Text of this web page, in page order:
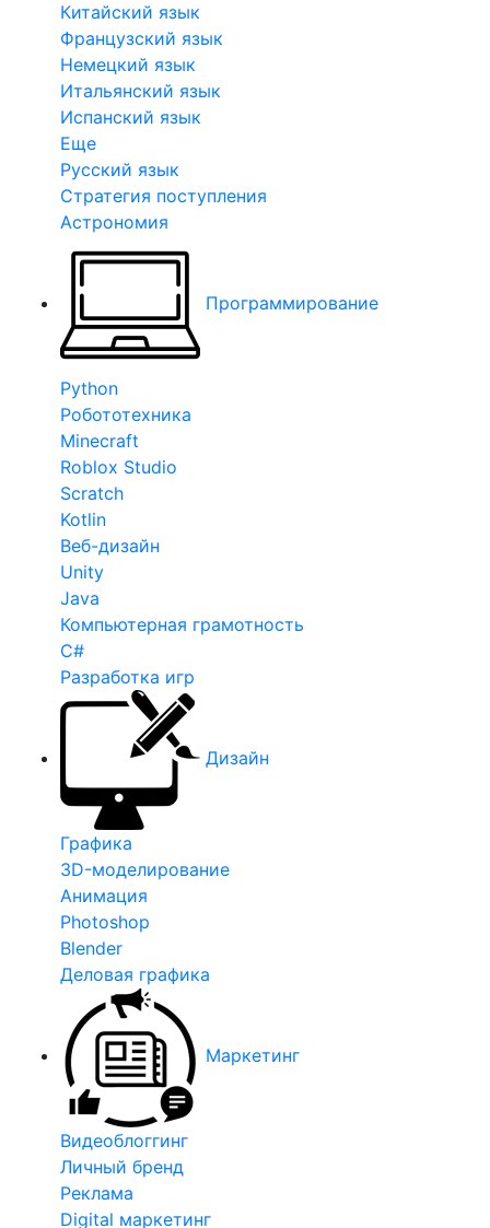
Китайский язык
Французский язык
Немецкий язык
Итальянский язык
Испанский язык
Еще
Русский язык
Стратегия поступления
Астрономия
Программирование
Python
Робототехника
Minecraft
Roblox Studio
Scratch
Kotlin
Веб-дизайн
Unity
Java
Компьютерная грамотность
C#
Разработка игр
Дизайн
Графика
3D-моделирование
Анимация
Photoshop
Blender
Деловая графика
Маркетинг
Видеоблоггинг
Личный бренд
Реклама
Digital маркетинг